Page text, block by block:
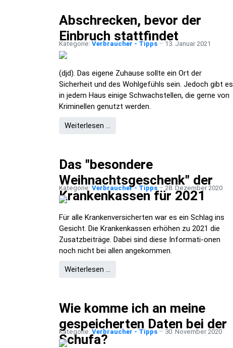
Abschrecken, bevor der
Einbruch stattfindet
Kategorie: Verbraucher - Tipps 13. Januar 2021
(djd). Das eigene Zuhause sollte ein Ort der
Sicherheit und des Wohlgefühls sein. Jedoch gibt es
in jedem Haus einige Schwachstellen, die gerne von
Kriminellen genutzt werden.
Weiterlesen …
Das "besondere
Weihnachtsgeschenk" der
Krankenkassen für 2021
Kategorie: Verbraucher - Tipps 28. Dezember 2020
Für alle Krankenversicherten war es ein Schlag ins
Gesicht. Die Krankenkassen erhöhen zu 2021 die
Zusatzbeiträge. Dabei sind diese Informati-onen
noch nicht bei allen angekommen.
Weiterlesen …
Wie komme ich an meine
gespeicherten Daten bei der
Schufa?
Kategorie: Verbraucher - Tipps 30. November 2020